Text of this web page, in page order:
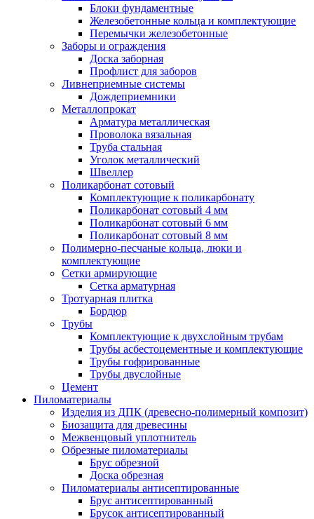
Блоки фундаментные
Железобетонные кольца и комплектующие
Перемычки железобетонные
Заборы и ограждения
Доска заборная
Профлист для заборов
Ливнеприемные системы
Дождеприемники
Металлопрокат
Арматура металлическая
Проволока вязальная
Труба стальная
Уголок металлический
Швеллер
Поликарбонат сотовый
Комплектующие к поликарбонату
Поликарбонат сотовый 4 мм
Поликарбонат сотовый 6 мм
Поликарбонат сотовый 8 мм
Полимерно-песчаные кольца, люки и
комплектующие
Сетки армирующие
Сетка арматурная
Тротуарная плитка
Бордюр
Трубы
Комплектующие к двухслойным трубам
Трубы асбестоцементные и комплектующие
Трубы гофрированные
Трубы двуслойные
Цемент
Пиломатериалы
Изделия из ДПК (древесно-полимерный композит)
Биозащита для древесины
Межвенцовый уплотнитель
Обрезные пиломатериалы
Брус обрезной
Доска обрезная
Пиломатериалы антисептированные
Брус антисептированный
Брусок антисептированный